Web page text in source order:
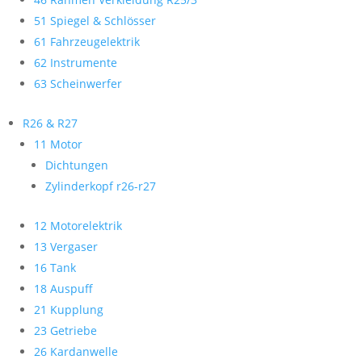
51 Spiegel & Schlösser
61 Fahrzeugelektrik
62 Instrumente
63 Scheinwerfer
R26 & R27
11 Motor
Dichtungen
Zylinderkopf r26-r27
12 Motorelektrik
13 Vergaser
16 Tank
18 Auspuff
21 Kupplung
23 Getriebe
26 Kardanwelle